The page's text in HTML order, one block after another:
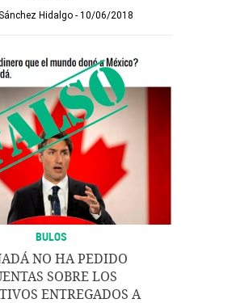
Hidalgo 10/06/2018
BULOS
NO HA PEDIDO
SOBRE LOS
ENTREGADOS A